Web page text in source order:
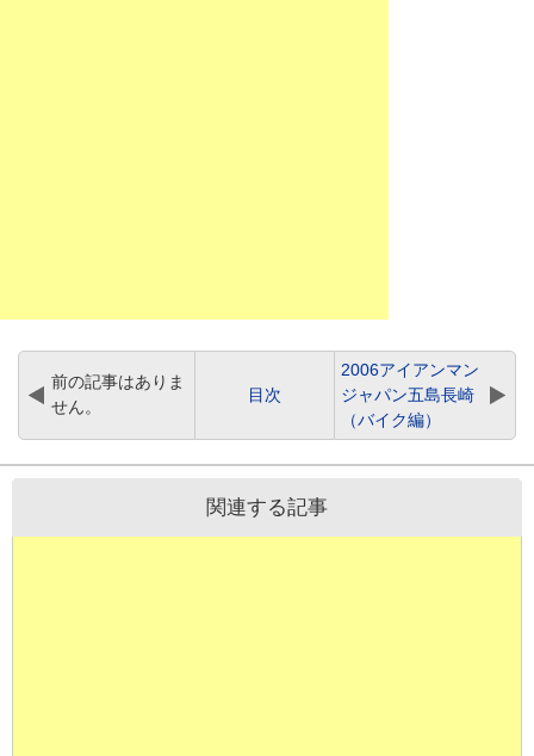
前の記事はありま
せん。
目次
2006アイアンマン
ジャパン五島長崎
（バイク編）
関連する記事